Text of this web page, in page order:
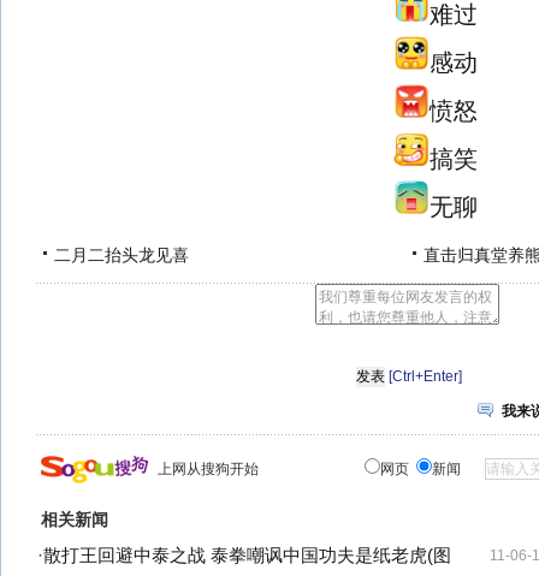
难过
感动
愤怒
搞笑
无聊
二月二抬头龙见喜 直击归真堂养
[Ctrl+Enter]
我来
上网从搜狗开始 网页 新闻
相关新闻
11-06-
·散打王回避中泰之战 泰拳嘲讽中国功夫是纸老虎(图